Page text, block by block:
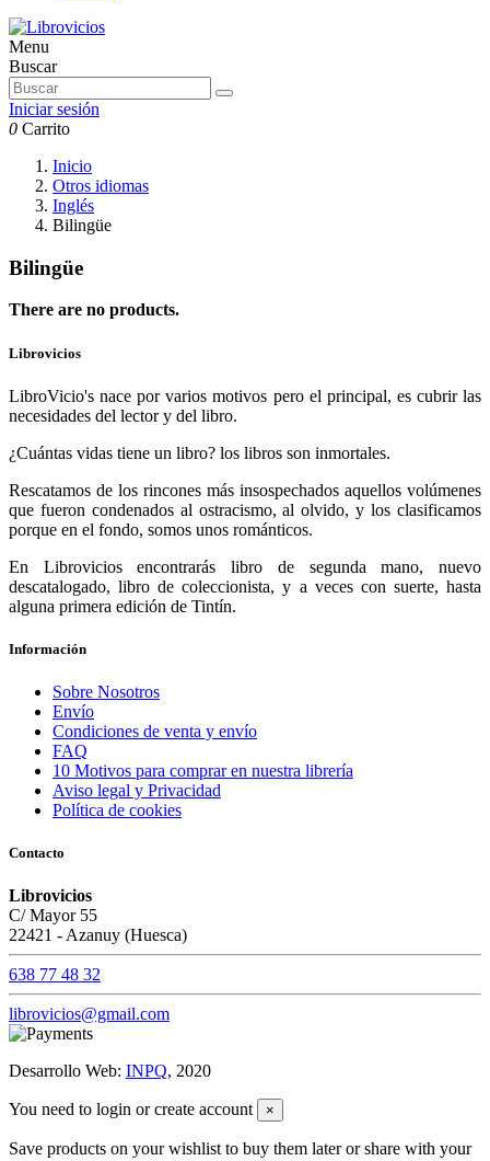
Menu
Buscar
Iniciar sesión
0 Carrito
Inicio
Otros idiomas
Inglés
Bilingüe
Bilingüe
There are no products.
Librovicios
LibroVicio's nace por varios motivos pero el principal, es cubrir las
necesidades del lector y del libro.
¿Cuántas vidas tiene un libro? los libros son inmortales.
Rescatamos de los rincones más insospechados aquellos volúmenes
que fueron condenados al ostracismo, al olvido, y los clasificamos
porque en el fondo, somos unos románticos.
En Librovicios encontrarás libro de segunda mano, nuevo
descatalogado, libro de coleccionista, y a veces con suerte, hasta
alguna primera edición de Tintín.
Información
Sobre Nosotros
Envío
Condiciones de venta y envío
FAQ
10 Motivos para comprar en nuestra librería
Aviso legal y Privacidad
Política de cookies
Contacto
Librovicios
C/ Mayor 55
22421 - Azanuy (Huesca)
638 77 48 32
librovicios@gmail.com
Desarrollo Web: INPQ, 2020
You need to login or create account ×
Save products on your wishlist to buy them later or share with your